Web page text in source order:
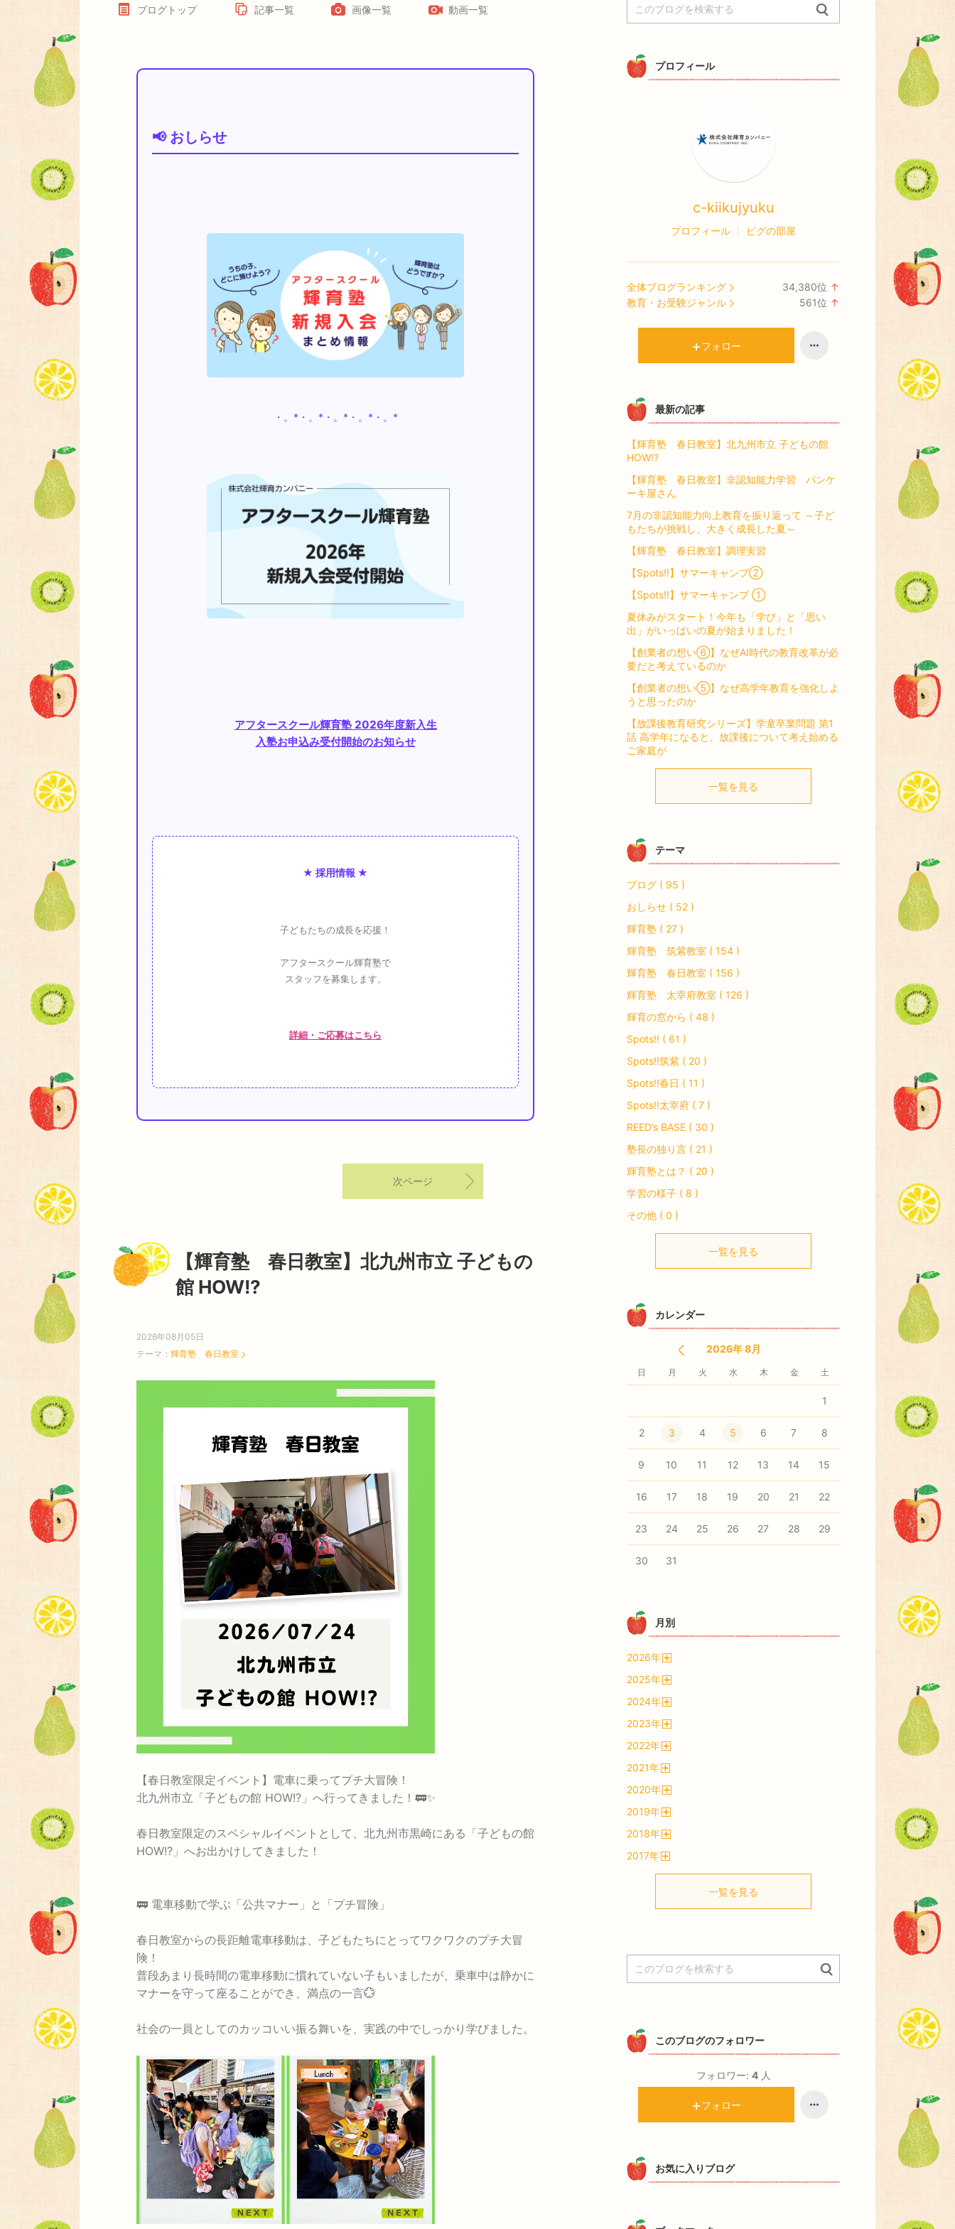
ブログトップ 記事一覧 画像一覧 動画一覧
📢 おしらせ
・。*・。*・。*・。*・。*
アフタースクール輝育塾 2026年度新入生
入塾お申込み受付開始のお知らせ
★ 採用情報 ★
子どもたちの成長を応援！
アフタースクール輝育塾で
スタッフを募集します。
詳細・ご応募はこちら
次ページ
【輝育塾 春日教室】北九州市立 子どもの
館 HOW!?
2026年08月05日
テーマ： 輝育塾 春日教室
【春日教室限定イベント】電車に乗ってプチ大冒険！
北九州市立「子どもの館 HOW!?」へ行ってきました！🚃✨
春日教室限定のスペシャルイベントとして、北九州市黒崎にある「子どもの館
HOW!?」へお出かけしてきました！
🚃 電車移動で学ぶ「公共マナー」と「プチ冒険」
春日教室からの長距離電車移動は、子どもたちにとってワクワクのプチ大冒
険！
普段あまり長時間の電車移動に慣れていない子もいましたが、乗車中は静かに
マナーを守って座ることができ、満点の一言💮
社会の一員としてのカッコいい振る舞いを、実践の中でしっかり学びました。
プロフィール
c-kiikujyuku
プロフィール ピグの部屋
全体ブログランキング 34,380位 ↑
教育・お受験ジャンル 561位 ↑
フォロー
最新の記事
【輝育塾 春日教室】北九州市立 子どもの館
HOW!?
【輝育塾 春日教室】非認知能力学習 パンケ
ーキ屋さん
7月の非認知能力向上教育を振り返って ～子ど
もたちが挑戦し、大きく成長した夏～
【輝育塾 春日教室】調理実習
【Spots!!】サマーキャンプ②
【Spots!!】サマーキャンプ ①
夏休みがスタート！今年も「学び」と「思い
出」がいっぱいの夏が始まりました！
【創業者の想い⑥】なぜAI時代の教育改革が必
要だと考えているのか
【創業者の想い⑤】なぜ高学年教育を強化しよ
うと思ったのか
【放課後教育研究シリーズ】学童卒業問題 第1
話 高学年になると、放課後について考え始める
ご家庭が
一覧を見る
テーマ
ブログ ( 95 )
おしらせ ( 52 )
輝育塾 ( 27 )
輝育塾 筑紫教室 ( 154 )
輝育塾 春日教室 ( 156 )
輝育塾 太宰府教室 ( 126 )
輝育の窓から ( 48 )
Spots!! ( 61 )
Spots!!筑紫 ( 20 )
Spots!!春日 ( 11 )
Spots!!太宰府 ( 7 )
REED’s BASE ( 30 )
塾長の独り言 ( 21 )
輝育塾とは？ ( 20 )
学習の様子 ( 8 )
その他 ( 0 )
一覧を見る
カレンダー
2026年 8月
日 月 火 水 木 金 土
1
2 3 4 5 6 7 8
9 10 11 12 13 14 15
16 17 18 19 20 21 22
23 24 25 26 27 28 29
30 31
月別
2026年
2025年
2024年
2023年
2022年
2021年
2020年
2019年
2018年
2017年
一覧を見る
このブログのフォロワー
フォロワー: 4 人
フォロー
お気に入りブログ